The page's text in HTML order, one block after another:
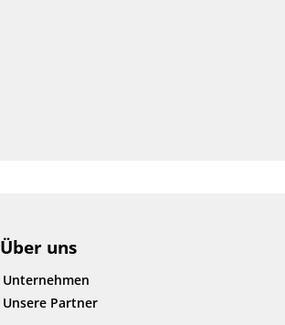
Über uns
Unternehmen
Unsere Partner